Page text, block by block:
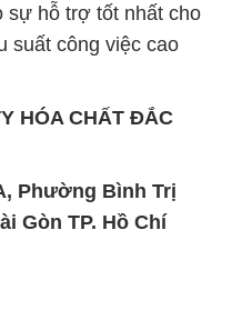
sự hỗ trợ tốt nhất cho
suất công việc cao
HÓA CHẤT ĐẮC
Phường Bình Trị
Gòn TP. Hồ Chí